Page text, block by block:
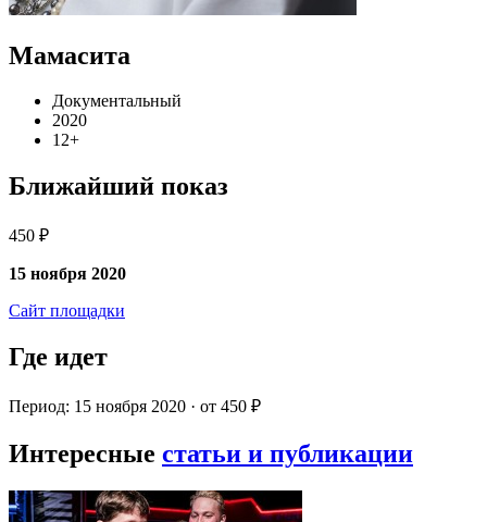
Мамасита
Документальный
2020
12+
Ближайший показ
450 ₽
15 ноября 2020
Сайт площадки
Где идет
Период: 15 ноября 2020 · от 450 ₽
Интересные статьи и публикации